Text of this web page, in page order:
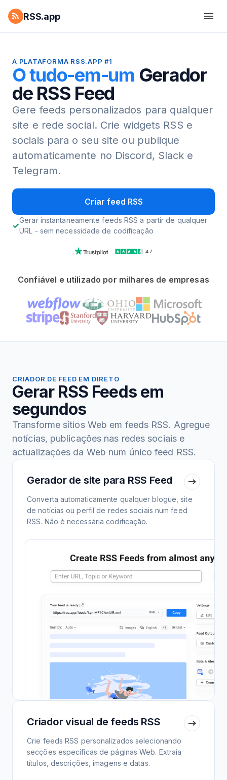
RSS.app
A PLATAFORMA RSS.APP #1
O tudo-em-um Gerador
de RSS Feed
Gere feeds personalizados para qualquer
site e rede social. Crie widgets RSS e
sociais para o seu site ou publique
automaticamente no Discord, Slack e
Telegram.
Criar feed RSS
Gerar instantaneamente feeds RSS a partir de qualquer
URL - sem necessidade de codificação
4.7
Confiável e utilizado por milhares de empresas
CRIADOR DE FEED EM DIRETO
Gerar RSS Feeds em
segundos
Transforme sítios Web em feeds RSS. Agregue
notícias, publicações nas redes sociais e
actualizações da Web num único feed RSS.
Gerador de site para RSS Feed
Converta automaticamente qualquer blogue, site
de notícias ou perfil de redes sociais num feed
RSS. Não é necessária codificação.
Criador visual de feeds RSS
Crie feeds RSS personalizados selecionando
secções específicas de páginas Web. Extraia
títulos, descrições, imagens e datas.